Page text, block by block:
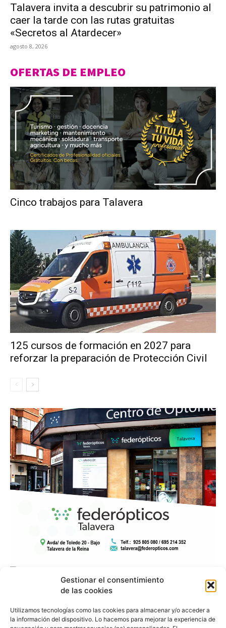
Gestionar el consentimiento
de las cookies
Utilizamos tecnologías como las cookies para almacenar y/o acceder a
la información del dispositivo. Lo hacemos para mejorar la experiencia de
Talavera invita a descubrir su patrimonio al
caer la tarde con las rutas gratuitas
«Secretos al Atardecer»
agosto 8, 2026
OFERTAS DE EMPLEO
Cinco trabajos para Talavera
125 cursos de formación en 2027 para
reforzar la preparación de Protección Civil